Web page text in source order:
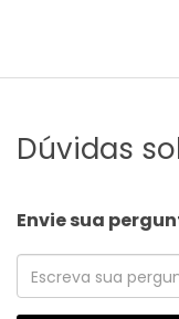
Dúvidas
Envie sua